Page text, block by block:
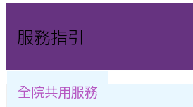
服務指引
全院共用服務